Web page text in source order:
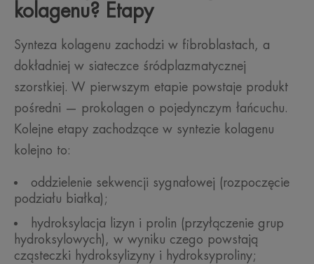
kolagenu? Etapy
Synteza kolagenu zachodzi w fibroblastach, a
dokładniej w siateczce śródplazmatycznej
szorstkiej. W pierwszym etapie powstaje produkt
pośredni — prokolagen o pojedynczym łańcuchu.
Kolejne etapy zachodzące w syntezie kolagenu
kolejno to:
oddzielenie sekwencji sygnałowej (rozpoczęcie
podziału białka);
hydroksylacja lizyn i prolin (przyłączenie grup
hydroksylowych), w wyniku czego powstają
cząsteczki hydroksylizyny i hydroksyproliny;